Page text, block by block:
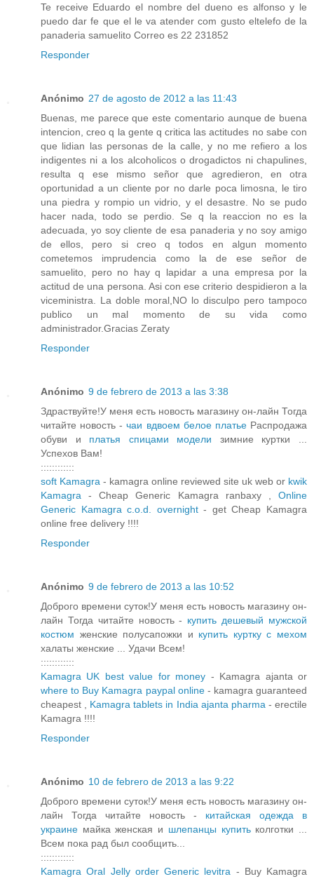
Te receive Eduardo el nombre del dueno es alfonso y le
puedo dar fe que el le va atender com gusto eltelefo de la
panaderia samuelito Correo es 22 231852
Responder
Anónimo 27 de agosto de 2012 a las 11:43
Buenas, me parece que este comentario aunque de buena
intencion, creo q la gente q critica las actitudes no sabe con
que lidian las personas de la calle, y no me refiero a los
indigentes ni a los alcoholicos o drogadictos ni chapulines,
resulta q ese mismo señor que agredieron, en otra
oportunidad a un cliente por no darle poca limosna, le tiro
una piedra y rompio un vidrio, y el desastre. No se pudo
hacer nada, todo se perdio. Se q la reaccion no es la
adecuada, yo soy cliente de esa panaderia y no soy amigo
de ellos, pero si creo q todos en algun momento
cometemos imprudencia como la de ese señor de
samuelito, pero no hay q lapidar a una empresa por la
actitud de una persona. Asi con ese criterio despidieron a la
viceministra. La doble moral,NO lo disculpo pero tampoco
publico un mal momento de su vida como
administrador.Gracias Zeraty
Responder
Anónimo 9 de febrero de 2013 a las 3:38
Здраствуйте!У меня есть новость магазину он-лайн Тогда
читайте новость -чаи вдвоем белое платье Распродажа
обуви и платья спицами модели зимние куртки ...
Успехов Вам!
::::::::::::
soft Kamagra - kamagra online reviewed site uk web or kwik
Kamagra- Cheap Generic Kamagra ranbaxy ,Online
Generic Kamagra c.o.d. overnight- get Cheap Kamagra
online free delivery !!!!
Responder
Anónimo 9 de febrero de 2013 a las 10:52
Доброго времени суток!У меня есть новость магазину он-
лайн Тогда читайте новость - купить дешевый мужской
костюм женские полусапожки и купить куртку с мехом
халаты женские ... Удачи Всем!
::::::::::::
Kamagra UK best value for money - Kamagra ajanta or
where to Buy Kamagra paypal online - kamagra guaranteed
cheapest , Kamagra tablets in India ajanta pharma - erectile
Kamagra !!!!
Responder
Anónimo 10 de febrero de 2013 a las 9:22
Доброго времени суток!У меня есть новость магазину он-
лайн Тогда читайте новость - китайская одежда в
украине майка женская и шлепанцы купить колготки ...
Всем пока рад был сообщить...
::::::::::::
Kamagra Oral Jelly order Generic levitra - Buy Kamagra